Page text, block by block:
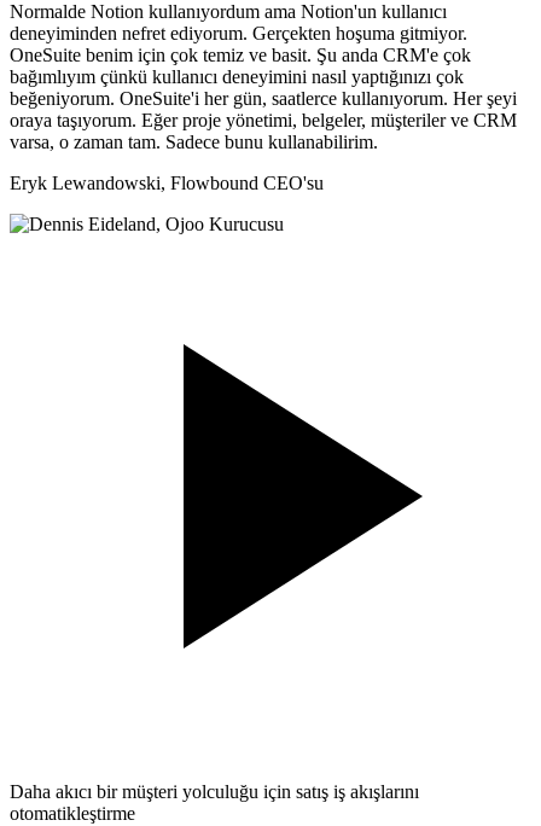
Normalde Notion kullanıyordum ama Notion'un kullanıcı
deneyiminden nefret ediyorum. Gerçekten hoşuma gitmiyor.
OneSuite benim için çok temiz ve basit. Şu anda CRM'e çok
bağımlıyım çünkü kullanıcı deneyimini nasıl yaptığınızı çok
beğeniyorum. OneSuite'i her gün, saatlerce kullanıyorum. Her şeyi
oraya taşıyorum. Eğer proje yönetimi, belgeler, müşteriler ve CRM
varsa, o zaman tam. Sadece bunu kullanabilirim.
Eryk Lewandowski, Flowbound CEO'su
Daha akıcı bir müşteri yolculuğu için satış iş akışlarını
otomatikleştirme